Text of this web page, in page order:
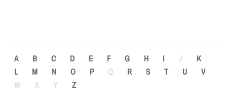
A B C D E F G H I J
K
L
M N O P Q R S T U
V
W
X Y Z